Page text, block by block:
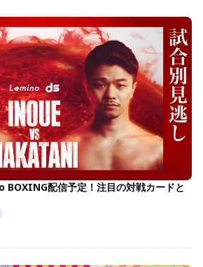
BOXING配信予定！注目の対戦カードと